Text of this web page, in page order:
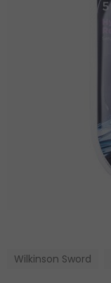
Wilkinson Sword